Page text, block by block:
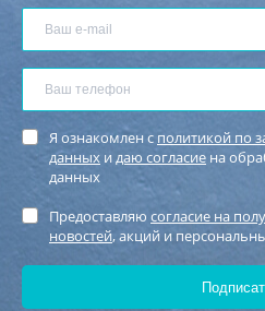
Я ознакомлен с политикой по
данных и даю согласие на
данных
Предоставляю согласие на
новостей, акций и